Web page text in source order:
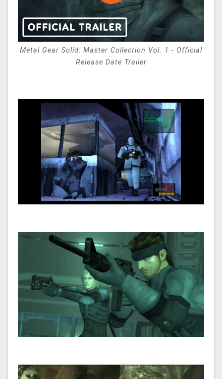
Metal Gear Solid: Master Collection Vol. 1 - Official
Release Date Trailer